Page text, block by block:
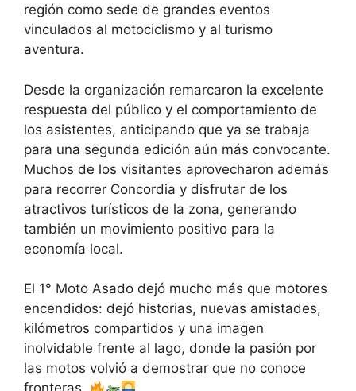
región como sede de grandes eventos
vinculados al motociclismo y al turismo
aventura.
Desde la organización remarcaron la excelente
respuesta del público y el comportamiento de
los asistentes, anticipando que ya se trabaja
para una segunda edición aún más convocante.
Muchos de los visitantes aprovecharon además
para recorrer Concordia y disfrutar de los
atractivos turísticos de la zona, generando
también un movimiento positivo para la
economía local.
El 1° Moto Asado dejó mucho más que motores
encendidos: dejó historias, nuevas amistades,
kilómetros compartidos y una imagen
inolvidable frente al lago, donde la pasión por
las motos volvió a demostrar que no conoce